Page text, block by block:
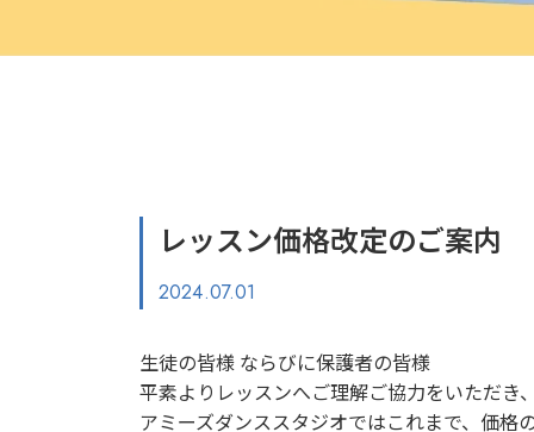
レッスン価格改定のご案内
2024.07.01
生徒の皆様 ならびに保護者の皆様
平素よりレッスンへご理解ご協力をいただき
アミーズダンススタジオではこれまで、価